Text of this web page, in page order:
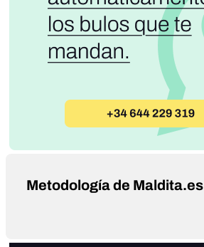
Metodología de Maldita.es